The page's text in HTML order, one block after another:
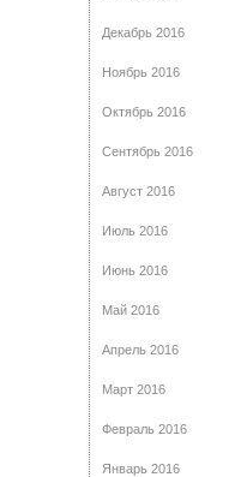
Декабрь 2016
Ноябрь 2016
Октябрь 2016
Сентябрь 2016
Август 2016
Июль 2016
Июнь 2016
Май 2016
Апрель 2016
Март 2016
Февраль 2016
Январь 2016